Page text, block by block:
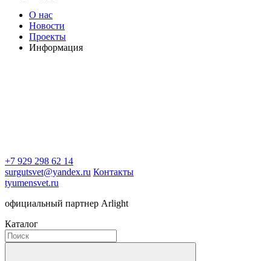
О нас
Новости
Проекты
Информация
+7 929 298 62 14
surgutsvet@yandex.ru Контакты
tyumensvet.ru
официальный партнер Arlight
Каталог